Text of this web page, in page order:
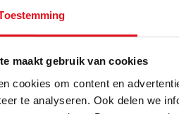
maakt gebruik van cookies
cookies om content en
te analyseren. Ook delen we
qualité , assure un
lessystèmes à basse
10 ans.